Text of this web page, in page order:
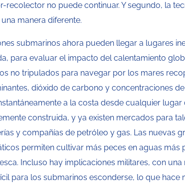
recolector no puede continuar. Y segundo, la
manera diferente.
submarinos ahora pueden llegar a lugares
para evaluar el impacto del calentamiento
no tripulados para navegar por los mares
dióxido de carbono y concentraciones
a la costa desde cualquier
construida, y ya existen mercados para
y compañías de petróleo y gas. Las nuevas
permiten cultivar más peces en aguas más
Incluso hay implicaciones militares, con
para los submarinos esconderse, lo que